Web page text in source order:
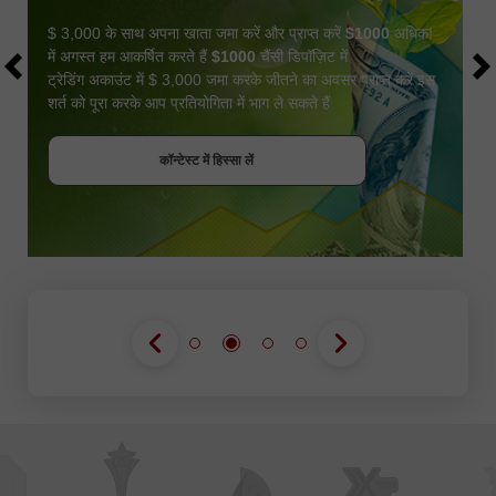
कॉन्टेस्ट में हिस्सा लें
$ 3,000 के साथ अपना खाता जमा करें और प्राप्त करें $1000 अधिक!
में अगस्त हम आकर्षित करते हैं $1000 चैंसी डिपॉज़िट में
ट्रेडिंग अकाउंट में $ 3,000 जमा करके जीतने का अवसर प्राप्त करें इस
शर्त को पूरा करके आप प्रतियोगिता में भाग ले सकते हैं
कॉन्टेस्ट में हिस्सा लें
कॉन्टेस्ट में हिस्सा लें